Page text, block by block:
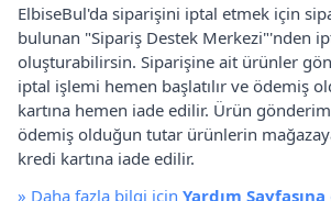
ElbiseBul'da siparişini iptal etmek için
bulunan "Sipariş Destek Merkezi"'nden
oluşturabilirsin. Siparişine ait ürünler
iptal işlemi hemen başlatılır ve ödemiş
kartına hemen iade edilir. Ürün
ödemiş olduğun tutar ürünlerin
kredi kartına iade edilir.
» Daha fazla bilgi için Yardım Sayfasına